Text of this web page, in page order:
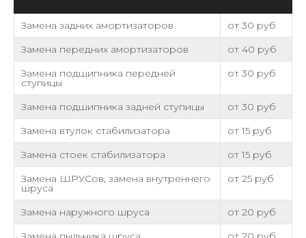
Замена задних амортизаторов
от 30 руб
Замена передних амортизаторов
от 40 руб
Замена подшипника передней
ступицы
от 30 руб
Замена подшипника задней ступицы
от 30 руб
Замена втулок стабилизатора
от 15 руб
Замена стоек стабилизатора
от 15 руб
Замена ШРУСов, замена внутреннего
шруса
от 25 руб
Замена наружного шруса
от 20 руб